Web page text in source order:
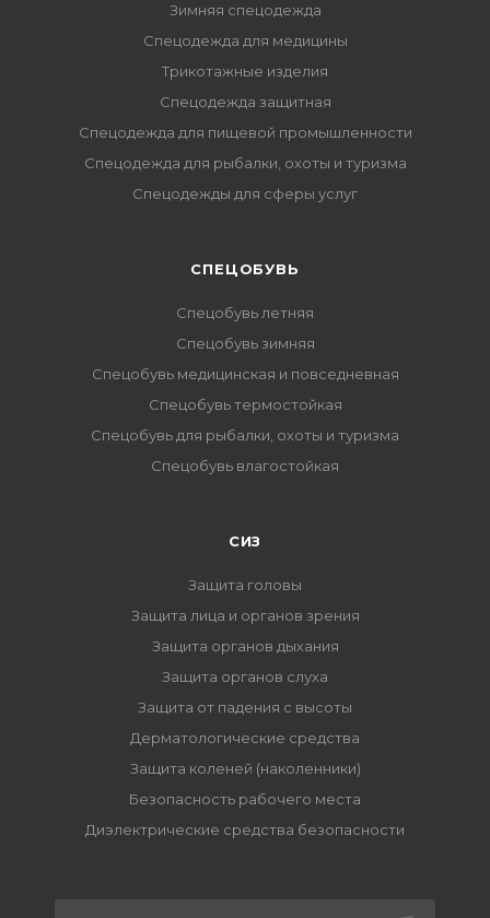
Зимняя спецодежда
Спецодежда для медицины
Трикотажные изделия
Спецодежда защитная
Спецодежда для пищевой промышленности
Спецодежда для рыбалки, охоты и туризма
Спецодежды для сферы услуг
CПЕЦОБУВЬ
Спецобувь летняя
Спецобувь зимняя
Спецобувь медицинская и повседневная
Спецобувь термостойкая
Спецобувь для рыбалки, охоты и туризма
Спецобувь влагостойкая
СИЗ
Защита головы
Защита лица и органов зрения
Защита органов дыхания
Защита органов слуха
Защита от падения с высоты
Дерматологические средства
Защита коленей (наколенники)
Безопасность рабочего места
Диэлектрические средства безопасности